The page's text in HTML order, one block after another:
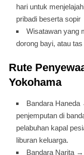
hari untuk
pribadi beserta sopir
Wisatawan yang
dorong bayi, atau tas
Rute
Yokohama
Bandara
penjemputan di
pelabuhan kapal
liburan keluarga.
Bandara Narita